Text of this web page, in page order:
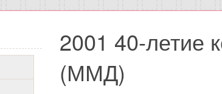
2001 40-летие
(ММД)